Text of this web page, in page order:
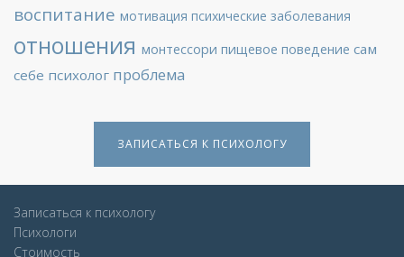
воспитание мотивация психические заболевания
отношения монтессори пищевое поведение сам
себе психолог проблема
ЗАПИСАТЬСЯ К ПСИХОЛОГУ
Записаться к психологу
Психологи
Стоимость